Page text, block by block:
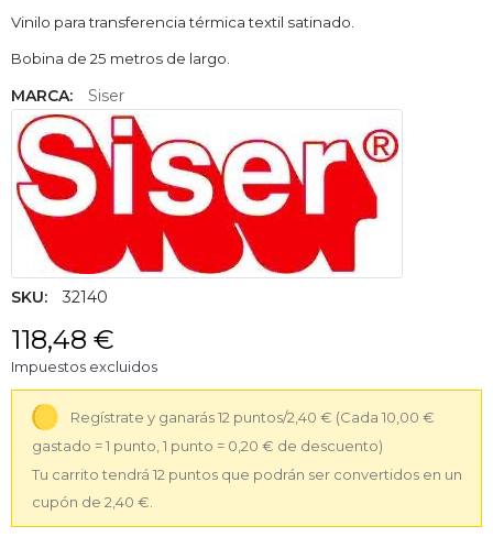
Vinilo para transferencia térmica textil satinado.
Bobina de 25 metros de largo.
MARCA: Siser
SKU: 32140
118,48 €
Impuestos excluidos
Regístrate y ganarás 12 puntos/2,40 € (Cada 10,00 €
gastado = 1 punto, 1 punto = 0,20 € de descuento)
Tu carrito tendrá 12 puntos que podrán ser convertidos en un
cupón de 2,40 €.